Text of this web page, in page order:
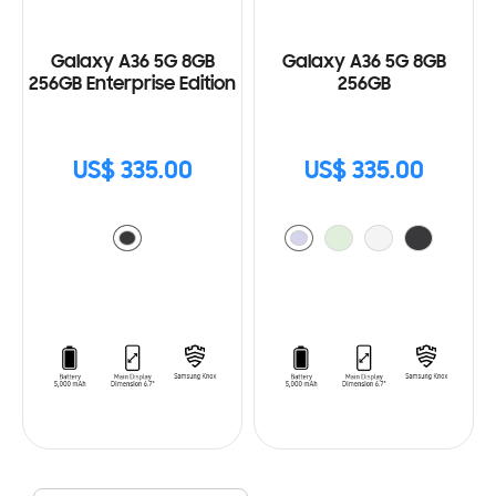
Galaxy A36 5G 8GB
256GB Enterprise Edition
US$ 335.00
Galaxy A36 5G 8GB
256GB
US$ 335.00